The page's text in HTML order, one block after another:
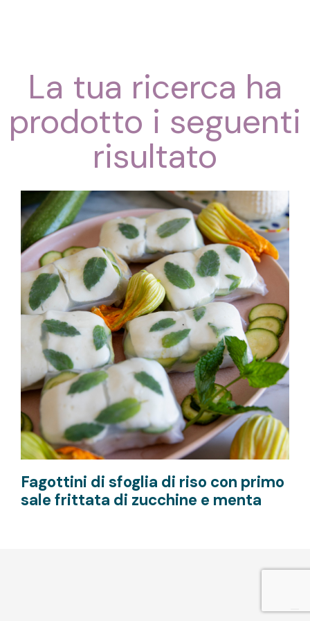
La tua ricerca ha
prodotto i seguenti
risultato
Fagottini di sfoglia di riso con primo
sale frittata di zucchine e menta